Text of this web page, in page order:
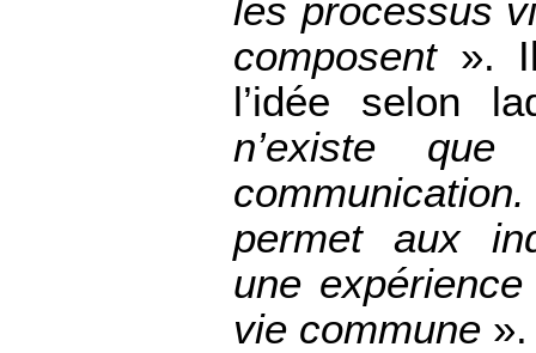
les processus
composent ».
l’idée selon
n’existe
permet aux
une
vie commune ».